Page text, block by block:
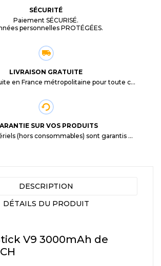
SÉCURITÉ
Paiement SÉCURISÉ.
personnelles PROTÉGÉES.
LIVRAISON GRATUITE
Livraison gratuite en France métropolitaine pour toute commande supérieure à 29,90€.
SUR VOS PRODUITS
Tous vos matériels (hors consommables) sont garantis 3 mois à partir de la date d'achat
DESCRIPTION
DÉTAILS DU PRODUIT
V9 3000mAh de